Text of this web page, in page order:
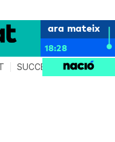
ara mateix
18:28
SUCCESSOS